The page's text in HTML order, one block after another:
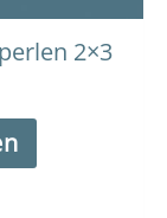
2×3
werden